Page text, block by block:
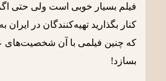
فیلم بسیار خوبی است ولی حتی
کنار بگذارید تهیه‌کنندگان در ایران
که چنین فیلمی با آن
بسازد!